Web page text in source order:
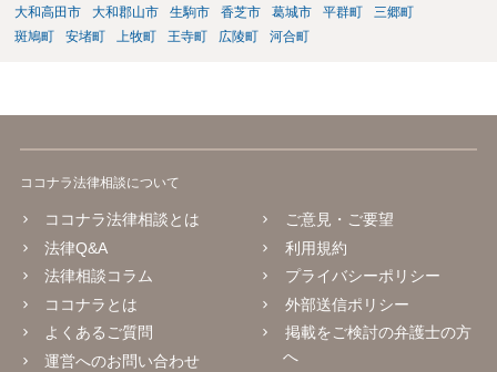
大和高田市
大和郡山市 生駒市 香芝市 葛城市 平群町
三郷町
斑鳩町
安堵町 上牧町 王寺町 広陵町 河合町
ココナラ法律相談について
ココナラ法律相談とは
法律Q&A
法律相談コラム
ココナラとは
よくあるご質問
運営へのお問い合わせ
ご意見・ご要望
利用規約
プライバシーポリシー
外部送信ポリシー
掲載をご検討の弁護士の方
へ